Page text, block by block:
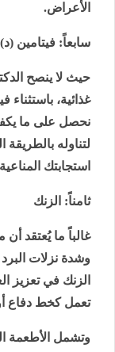
الأعراض.
سابعاً: فيتامين (د)
حيث لا ينصح
غذائية، باستثناء
نحصل على ما
لتناوله بالطريقة
استجابتك
ثامناً: الزنك
غالباً ما يُعتقد
وشدة نزلات
الزنك في تعزيز
تعمل كخط دفاع
وتشمل الأطعمة